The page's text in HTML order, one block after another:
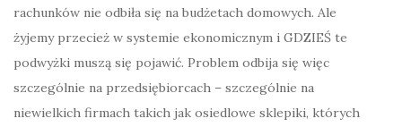
rachunków nie odbiła się na budżetach domowych. Ale
żyjemy przecież w systemie ekonomicznym i GDZIEŚ te
podwyżki muszą się pojawić. Problem odbija się więc
szczególnie na przedsiębiorcach – szczególnie na
niewielkich firmach takich jak osiedlowe sklepiki, których